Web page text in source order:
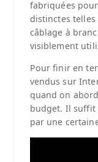
fabriquées
distinctes telles
câblage à
visiblement
Pour finir en
vendus sur
quand on
budget. Il suffit
par une